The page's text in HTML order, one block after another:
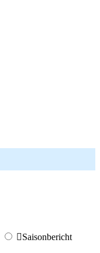
Saisonbericht